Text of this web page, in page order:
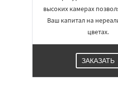
высоких камерах
Ваш капитал на
цветах.
ЗАКАЗАТЬ